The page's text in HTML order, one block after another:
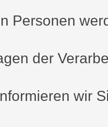
Personen
der
wir